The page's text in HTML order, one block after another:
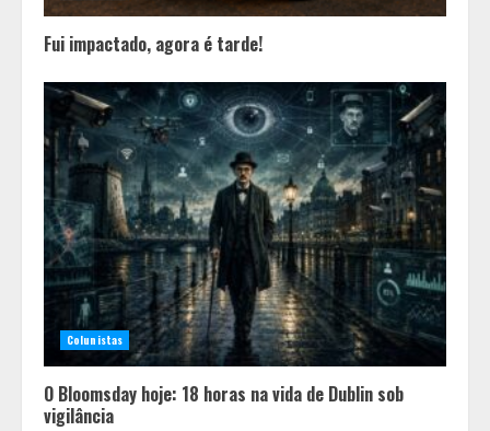
Fui impactado, agora é tarde!
Colunistas
O Bloomsday hoje: 18 horas na vida de Dublin sob
vigilância